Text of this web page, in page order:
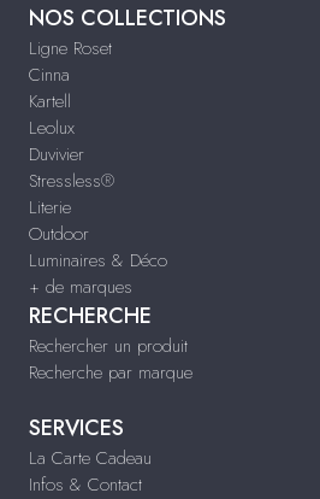
NOS COLLECTIONS
Ligne Roset
Cinna
Kartell
Leolux
Duvivier
Stressless®
Literie
Outdoor
Luminaires & Déco
+ de marques
RECHERCHE
Rechercher un produit
Recherche par marque
SERVICES
La Carte Cadeau
Infos & Contact